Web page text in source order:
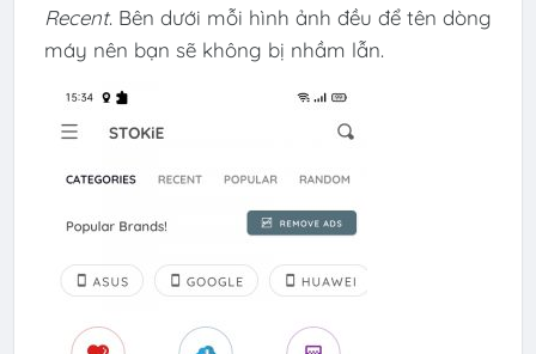
Recent. Bên dưới mỗi hình ảnh đều để tên dòng
máy nên bạn sẽ không bị nhầm lẫn.